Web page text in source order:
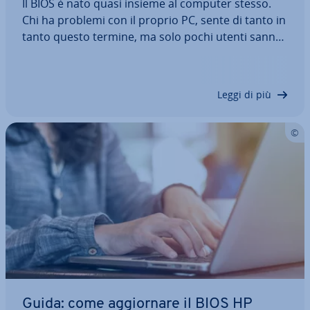
Il BIOS è nato quasi insieme al computer stesso.
Chi ha problemi con il proprio PC, sente di tanto in
tanto questo termine, ma solo pochi utenti sanno
Leggi di più
Guida: come ag­gior­na­re il BIOS HP